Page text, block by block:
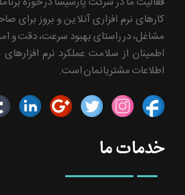
کارهای نرم افزاری آنلاین و بروز برای
مشاغل، در راستای بهبود سرعت، دقت و
اطمینان از سلامت عملکرد نرم
اطلاعات مشتریانمان است.
خدمات ما